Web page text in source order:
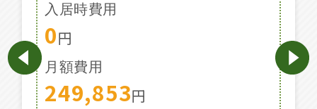
入居時費用
0円
月額費用
249,853円